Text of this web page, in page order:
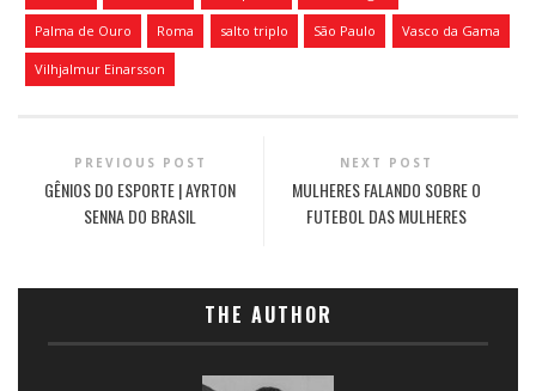
Palma de Ouro Roma salto triplo São Paulo Vasco da Gama
Vilhjalmur Einarsson
PREVIOUS POST
GÊNIOS DO ESPORTE | AYRTON
SENNA DO BRASIL
NEXT POST
MULHERES FALANDO SOBRE O
FUTEBOL DAS MULHERES
THE AUTHOR